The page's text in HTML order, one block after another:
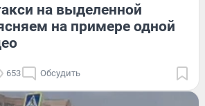
на выделенной
на примере одной
653 Обсудить